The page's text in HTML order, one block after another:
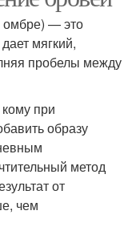
омбре) — это
мягкий,
пробелы между
при
образу
метод
от
чем